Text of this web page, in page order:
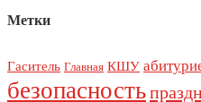
Метки
Гаситель Главная КШУ
безопасность